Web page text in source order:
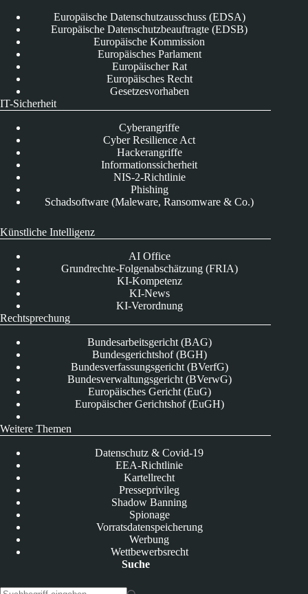
Europäische Datenschutzausschuss (EDSA)
Europäische Datenschutzbeauftragte (EDSB)
Europäische Kommission
Europäisches Parlament
Europäischer Rat
Europäisches Recht
Gesetzesvorhaben
IT-Sicherheit
Cyberangriffe
Cyber Resilience Act
Hackerangriffe
Informationssicherheit
NIS-2-Richtlinie
Phishing
Schadsoftware (Maleware, Ransomware & Co.)
Künstliche Intelligenz
AI Office
Grundrechte-Folgenabschätzung (FRIA)
KI-Kompetenz
KI-News
KI-Verordnung
Rechtsprechung
Bundesarbeitsgericht (BAG)
Bundesgerichtshof (BGH)
Bundesverfassungsgericht (BVerfG)
Bundesverwaltungsgericht (BVerwG)
Europäisches Gericht (EuG)
Europäischer Gerichtshof (EuGH)
Weitere Themen
Datenschutz & Covid-19
EEA-Richtlinie
Kartellrecht
Presseprivileg
Shadow Banning
Spionage
Vorratsdatenspeicherung
Werbung
Wettbewerbsrecht
Suche